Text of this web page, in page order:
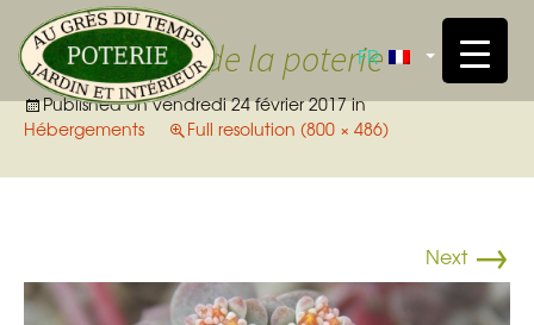
FR
Skip
Le jardin de la poterie
Published onvendredi 24 février 2017in
Hébergements
Full resolution (800 × 486)
Next →